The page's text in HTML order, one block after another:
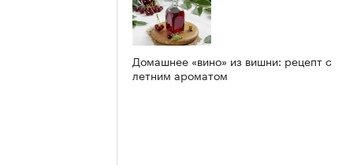
Домашнее «вино» из вишни: рецепт с
летним ароматом